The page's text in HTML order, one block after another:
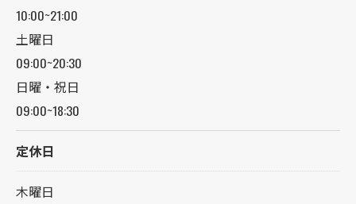
10:00~21:00
土曜日
09:00~20:30
日曜・祝日
09:00~18:30
定休日
木曜日